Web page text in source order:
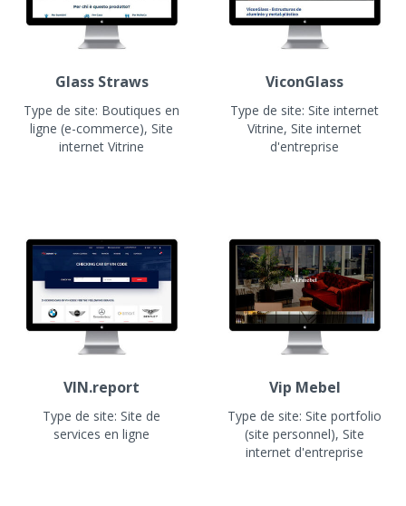
Glass Straws
Type de site: Boutiques en
ligne (e-commerce), Site
internet Vitrine
ViconGlass
Type de site: Site internet
Vitrine, Site internet
d'entreprise
VIN.report
Type de site: Site de
services en ligne
Vip Mebel
Type de site: Site portfolio
(site personnel), Site
internet d'entreprise